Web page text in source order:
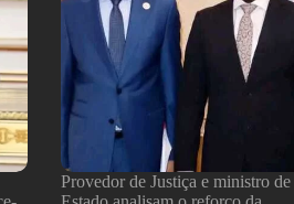
Provedor de Justiça e ministro de